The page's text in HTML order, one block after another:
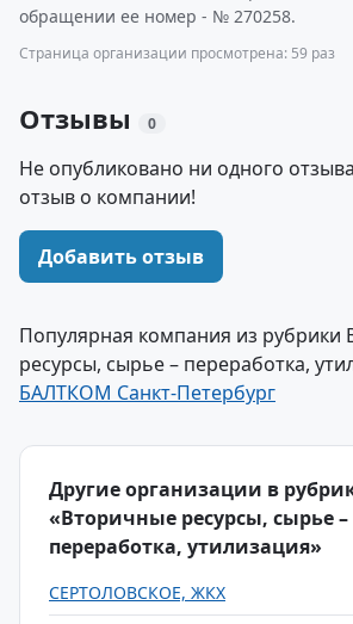
обращении ее номер - № 270258.
Страница организации просмотрена: 59 раз
Отзывы 0
Не опубликовано ни одного
отзыв о компании!
Добавить отзыв
Популярная компания из рубрики
ресурсы, сырье – переработка,
БАЛТКОМ Санкт-Петербург
Другие организации в
«Вторичные ресурсы, сырье –
переработка, утилизация»
СЕРТОЛОВСКОЕ, ЖКХ